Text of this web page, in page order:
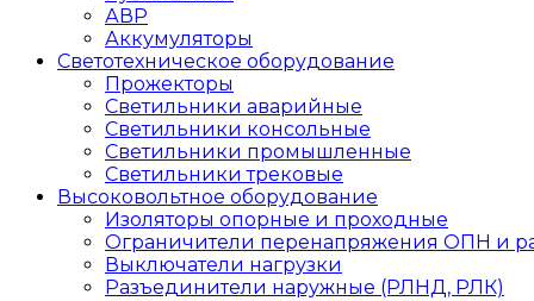
АВР
Аккумуляторы
Светотехническое оборудование
Прожекторы
Светильники аварийные
Светильники консольные
Светильники промышленные
Светильники трековые
Высоковольтное оборудование
Изоляторы опорные и проходные
Ограничители перенапряжения ОПН и
Выключатели нагрузки
Разъединители наружные (РЛНД, РЛК)